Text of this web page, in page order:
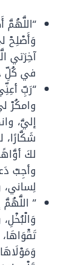
وَأَصْلِحْ
آخِرَتي
في كُلِّ
“رَبِّ
وامكُرْ
إليَّ،
شَكَّارًا،
لكَ
وأجِبْ
”